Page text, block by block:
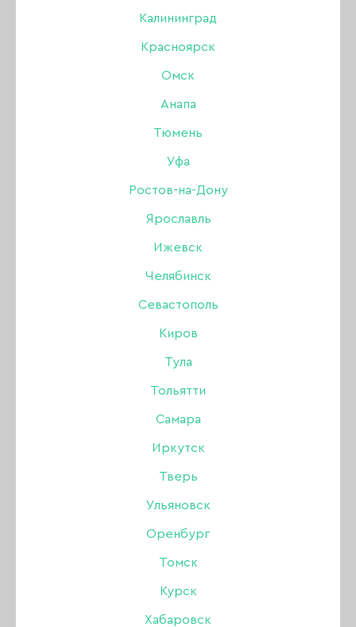
Калининград
Красноярск
Омск
Анапа
Тюмень
Уфа
Ростов-на-Дону
Ярославль
Ижевск
Челябинск
Севастополь
Киров
Тула
Тольятти
Самара
Иркутск
Тверь
Ульяновск
Оренбург
Томск
Курск
Хабаровск
Гель-лак Amokey Flora
В наличии в интернет-магазине
В наличии в магазинах
Новая коллекция гель-лаков FLORA это 14